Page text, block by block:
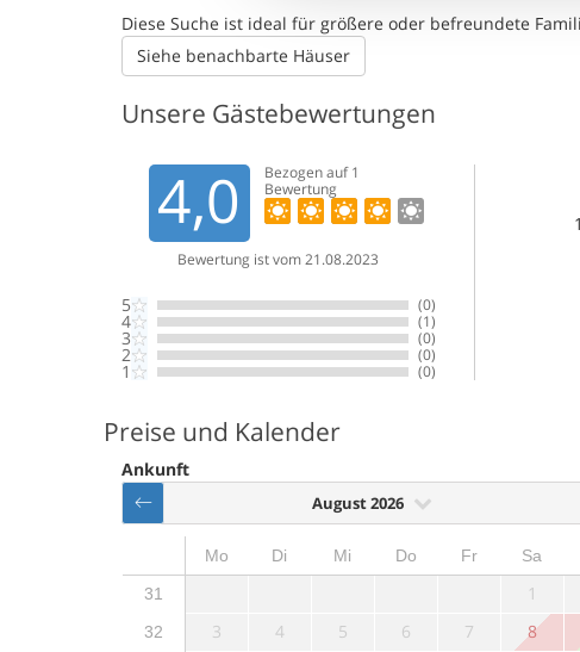
Diese Suche ist ideal für größere oder befreundete
Siehe benachbarte Häuser
Unsere Gästebewertungen
4,0 Bezogen auf1
Bewertung
Bewertung ist vom 21.08.2023
5 (0)
4 (1)
3 (0)
2 (0)
1 (0)
Preise und Kalender
Ankunft
August 2026
Mo Di Mi Do Fr Sa
31
1
32 3 4 5 6 7 8